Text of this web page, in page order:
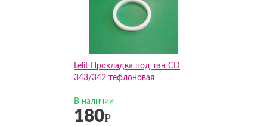
Lelit Прокладка под тэн CD
343/342 тефлоновая
В наличии
180Р